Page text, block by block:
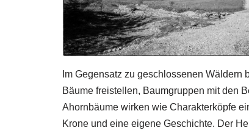
Im Gegensatz zu geschlossenen
Bäume freistellen, Baumgruppen mit den
Ahornbäume wirken wie Charakterköpfe
Krone und eine eigene Geschichte. Der